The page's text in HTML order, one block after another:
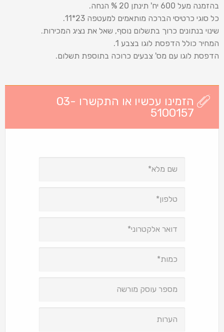
בהזמנה מעל 600 יח' תינתן 20 % הנחה.
כל סוגי כרטיסי הברכה מותאמים למעטפה 23*11.
שינוי בנתונים כרוך בתשלום נוסף, שאל את נציג המכירות.
המחיר כולל הדפסת לוגו בצבע 1.
הדפסת לוגו עם מס' צבעים כרוכה בתוספת תשלום.
הזמינו עכשיו או התקשרו 03-
5100157